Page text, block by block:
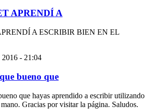
APRENDÍ A
A ESCRIBIR BIEN EN EL
2016 - 21:04
bueno que
que hayas aprendido a escribir utilizando
Gracias por visitar la página. Saludos.